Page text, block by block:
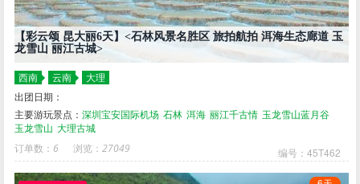
【彩云颂 昆大丽6天】<石林风景名胜区 旅拍航拍 洱海生态廊道 玉
龙雪山 丽江古城>
西南 云南
大理
出团日期：
主要游玩景点：深圳宝安国际机场 石林 洱海 丽江千古情 玉龙雪山蓝月谷
玉龙雪山 大理古城
订单数： 6 浏览：27049 编号：45T462